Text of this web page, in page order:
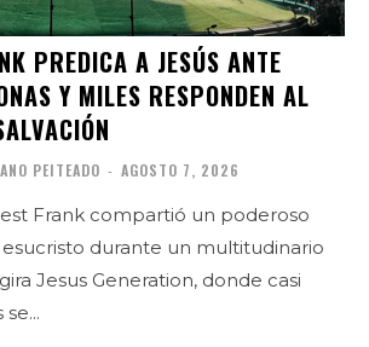
PREDICA A JESÚS ANTE
Y MILES RESPONDEN AL
PEITEADO - AGOSTO 7, 2026
Frank compartió un poderoso
durante un multitudinario
Jesus Generation, donde casi